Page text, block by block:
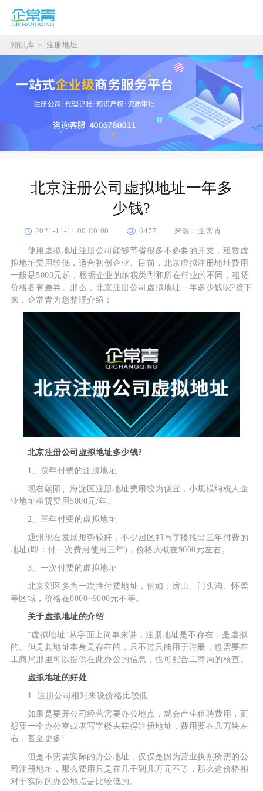
知识库 ＞ 注册地址
北京注册公司虚拟地址一年多
少钱?
2021-11-11 00:00:00 6477 来源：企常青
使用虚拟地址注册公司能够节省很多不必要的开支，租赁虚
拟地址费用较低，适合初创企业。目前，北京虚拟注册地址费用
一般是5000元起，根据企业的纳税类型和所在行业的不同，租赁
价格各有差异。那么，北京注册公司虚拟地址一年多少钱呢?接下
来，企常青为您整理介绍：
北京注册公司虚拟地址多少钱?
1、按年付费的注册地址
现在朝阳、海淀区注册地址费用较为便宜，小规模纳税人企
业地址租赁费用5000元/年。
2、三年付费的虚拟地址
通州现在发展形势较好，不少园区和写字楼推出三年付费的
地址(即：付一次费用使用三年)，价格大概在9000元左右。
3、一次付费的虚拟地址
北京郊区多为一次性付费地址，例如：房山、门头沟、怀柔
等区域，价格在8000~9000元不等。
关于虚拟地址的介绍
“虚拟地址”从字面上简单来讲，注册地址是不存在，是虚拟
的。但是其地址本身是存在的，只不过只能用于注册，也需要在
工商局那里可以提供在此办公的信息，也可配合工商局的核查。
虚拟地址的好处
1. 注册公司相对来说价格比较低
如果是要开公司经营需要办公地点，就会产生租聘费用，而
想要一个办公室或者写字楼去获得注册地址，费用要在几万块左
右，甚至更多!
但是不需要实际的办公地址，仅仅是因为营业执照所需的公
司注册地址，那么费用只是在几千到几万元不等，那么这价格相
对于实际的办公地点是比较低的。